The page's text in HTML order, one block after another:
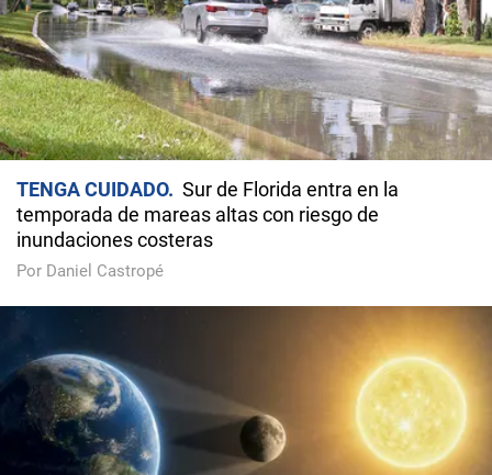
TENGA CUIDADO
Sur de Florida entra en la
temporada de mareas altas con riesgo de
inundaciones costeras
Por Daniel Castropé